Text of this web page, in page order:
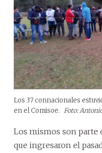
Los 37 connacionales
en el Comisoe. Foto:
Los mismos son parte
que ingresaron el